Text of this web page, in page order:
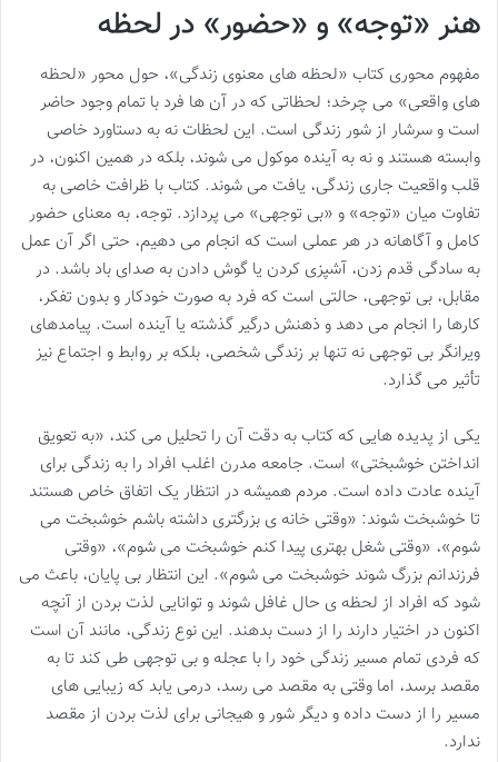
هنر «توجه» و «حضور» در لحظه
مفهوم محوری کتاب «لحظه های معنوی زندگی»، حول محور «لحظه
های واقعی» می چرخد؛ لحظاتی که در آن ها فرد با تمام وجود حاضر
است و سرشار از شور زندگی است. این لحظات نه به دستاورد خاصی
وابسته هستند و نه به آینده موکول می شوند، بلکه در همین اکنون، در
قلب واقعیت جاری زندگی، یافت می شوند. کتاب با ظرافت خاصی به
تفاوت میان «توجه» و «بی توجهی» می پردازد. توجه، به معنای حضور
کامل و آگاهانه در هر عملی است که انجام می دهیم، حتی اگر آن عمل
به سادگی قدم زدن، آشپزی کردن یا گوش دادن به صدای باد باشد. در
مقابل، بی توجهی، حالتی است که فرد به صورت خودکار و بدون تفکر،
کارها را انجام می دهد و ذهنش درگیر گذشته یا آینده است. پیامدهای
ویرانگر بی توجهی نه تنها بر زندگی شخصی، بلکه بر روابط و اجتماع نیز
تأثیر می گذارد.
یکی از پدیده هایی که کتاب به دقت آن را تحلیل می کند، «به تعویق
انداختن خوشبختی» است. جامعه مدرن اغلب افراد را به زندگی برای
آینده عادت داده است. مردم همیشه در انتظار یک اتفاق خاص هستند
تا خوشبخت شوند: «وقتی خانه ی بزرگتری داشته باشم خوشبخت می
شوم»، «وقتی شغل بهتری پیدا کنم خوشبخت می شوم»، «وقتی
فرزندانم بزرگ شوند خوشبخت می شوم». این انتظار بی پایان، باعث می
شود که افراد از لحظه ی حال غافل شوند و توانایی لذت بردن از آنچه
اکنون در اختیار دارند را از دست بدهند. این نوع زندگی، مانند آن است
که فردی تمام مسیر زندگی خود را با عجله و بی توجهی طی کند تا به
مقصد برسد، اما وقتی به مقصد می رسد، درمی یابد که زیبایی های
مسیر را از دست داده و دیگر شور و هیجانی برای لذت بردن از مقصد
ندارد.